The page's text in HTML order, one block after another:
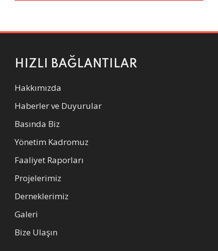
HIZLI BAĞLANTILAR
Hakkımızda
Haberler ve Duyurular
Basında Biz
Yönetim Kadromuz
Faaliyet Raporları
Projelerimiz
Derneklerimiz
Galeri
Bize Ulaşın